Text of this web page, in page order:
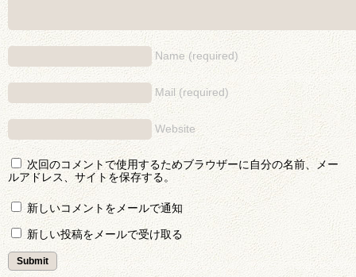
Name (required)
Mail (required)
Website
次回のコメントで使用するためブラウザーに自分の名前、メー
ルアドレス、サイトを保存する。
新しいコメントをメールで通知
新しい投稿をメールで受け取る